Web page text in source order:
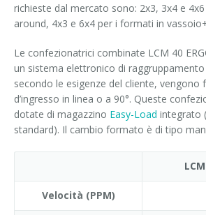
richieste dal mercato sono: 2x3, 3x4 e
around, 4x3 e 6x4 per i formati in
Le confezionatrici combinate LCM 40
un sistema elettronico di
secondo le esigenze del cliente, vengono
d’ingresso in linea o a 90°. Queste
dotate di magazzino Easy-Load integrato
standard). Il cambio formato è di tipo
Velocità (PPM)